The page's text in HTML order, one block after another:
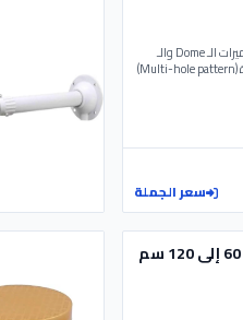
حامل جداري بتصميم Universal مخصص لكاميرات الـ Dome والـ
PTZ، يتميز بقاعدة تثبيت دائرية بفتحات متعددة (Multi-hole pattern)
التجارية.
تجويف خلفي واسع
هيكلياً عالياً
مما يسهل عملية
سعر الجملة